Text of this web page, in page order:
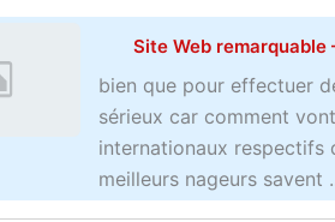
t
r
o
i
s
b
o
s
s
u
r
l
e
s
Site Web
bien que pour effectuer
sérieux car comment
internationaux respectifs
meilleurs nageurs savent